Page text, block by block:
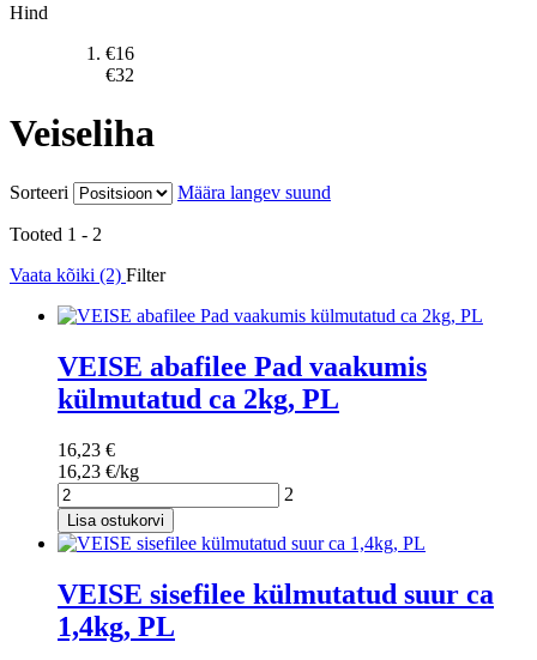
Hind
€16
€32
Veiseliha
Sorteeri Määra langev suund
Tooted 1 - 2
Vaata kõiki (2) Filter
VEISE abafilee Pad vaakumis
külmutatud ca 2kg, PL
16,23 €
16,23 €/kg
2
Lisa ostukorvi
VEISE sisefilee külmutatud suur ca
1,4kg, PL